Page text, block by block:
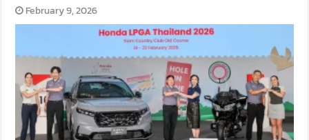
February 9, 2026